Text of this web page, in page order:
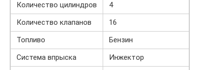
Количество цилиндров
4
Количество клапанов
16
Топливо
Бензин
Система впрыска
Инжектор